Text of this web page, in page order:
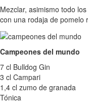
Mezclar, asimismo todo
con una rodaja de pomelo
Campeones del mundo
7 cl Bulldog Gin
3 cl Campari
1,4 cl zumo de granada
Tónica